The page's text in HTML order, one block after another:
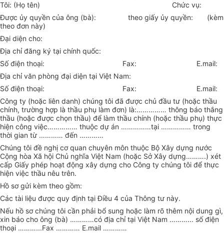
Tôi: (Họ tên)
Chức vụ:
Được ủy quyền của ông (bà):
theo giấy ủy quyền:
(kèm
theo đơn này)
Đại diện cho:
Địa chỉ đăng ký tại chính quốc:
Số điện thoại:
Fax:
E.mail:
Địa chỉ văn phòng đại diện tại Việt Nam:
Số điện thoại: Fax: E.mail:
Công ty (hoặc liên danh) chúng tôi đã được chủ đầu tư (hoặc thầu
chính, trường hợp là thầu phụ làm đơn) là:…………… thông báo thắng
thầu (hoặc được chọn thầu) để làm thầu chính (hoặc thầu phụ) thực
hiện công việc…………… thuộc dự án ……………tại …………… trong
thời gian từ ………… đến …………
Chúng tôi đề nghị cơ quan chuyên môn thuộc Bộ Xây dựng nước
Cộng hòa Xã hội Chủ nghĩa Việt Nam (hoặc Sở Xây dựng……….) xét
cấp Giấy phép hoạt động xây dựng cho Công ty chúng tôi để thực
hiện việc thầu nêu trên.
Hồ sơ gửi kèm theo gồm:
Các tài liệu được quy định tại Điều 4 của Thông tư này.
Nếu hồ sơ chúng tôi cần phải bổ sung hoặc làm rõ thêm nội dung gì,
xin báo cho ông (bà) …………có địa chỉ tại Việt Nam ………... số điện
thoại ………...Fax ………… E.mail …………